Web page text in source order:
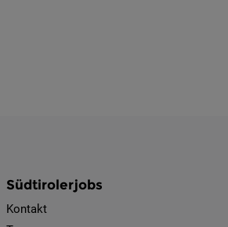
Südtirolerjobs
Kontakt